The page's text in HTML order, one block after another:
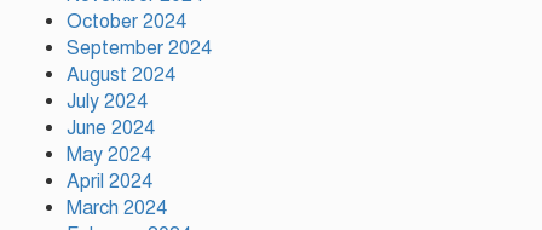
সেন্টমার্টিনে ২০ হাজার চারা রোপণ
করবে কোস্ট গার্ড
October 2024
September 2024
August 2024
July 2024
June 2024
May 2024
April 2024
March 2024